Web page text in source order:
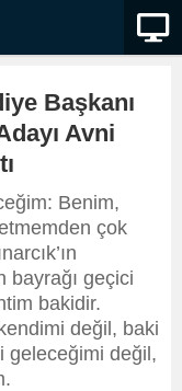
Başkanı
Avni
Benim,
çok
bayrağı geçici
bakidir.
değil, baki
geleceğimi değil,